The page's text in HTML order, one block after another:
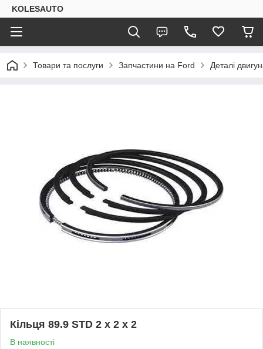
KOLESAUTO
Товари та послуги Запчастини на Ford Деталі
Кільця 89.9 STD 2 x 2 x 2
В наявності